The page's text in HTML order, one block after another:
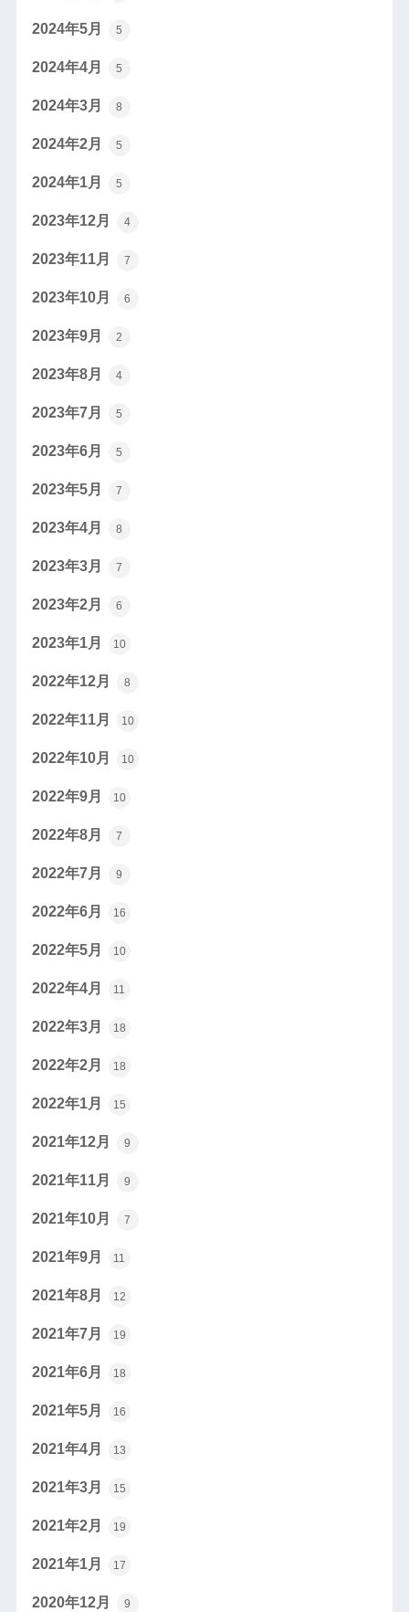
2024年5月 5
2024年4月 5
2024年3月 8
2024年2月 5
2024年1月 5
2023年12月 4
2023年11月 7
2023年10月 6
2023年9月 2
2023年8月 4
2023年7月 5
2023年6月 5
2023年5月 7
2023年4月 8
2023年3月 7
2023年2月 6
2023年1月 10
2022年12月 8
2022年11月 10
2022年10月 10
2022年9月 10
2022年8月 7
2022年7月 9
2022年6月 16
2022年5月 10
2022年4月 11
2022年3月 18
2022年2月 18
2022年1月 15
2021年12月 9
2021年11月 9
2021年10月 7
2021年9月 11
2021年8月 12
2021年7月 19
2021年6月 18
2021年5月 16
2021年4月 13
2021年3月 15
2021年2月 19
2021年1月 17
2020年12月 9